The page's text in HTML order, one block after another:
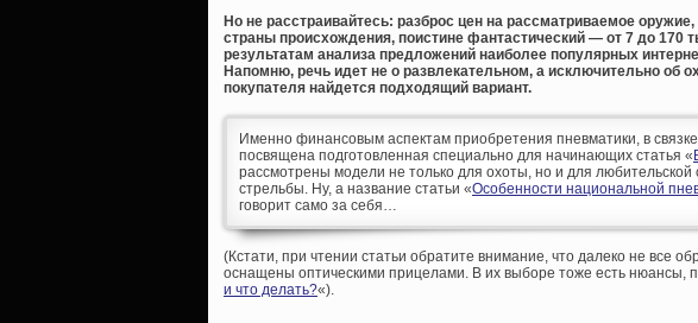
Но не расстраивайтесь: разброс цен на рассматриваемое
страны происхождения, поистине фантастический — от 7 до 170
результатам анализа предложений наиболее популярных
Напомню, речь идет не о развлекательном, а исключительно об
покупателя найдется подходящий вариант.
Именно финансовым аспектам приобретения пневматики, в
посвящена подготовленная специально для начинающих статья «
рассмотрены модели не только для охоты, но и для любительской
стрельбы. Ну, а название статьи «Особенности национальной
говорит само за себя…
(Кстати, при чтении статьи обратите внимание, что далеко не все
оснащены оптическими прицелами. В их выборе тоже есть нюансы,
и что делать?«).